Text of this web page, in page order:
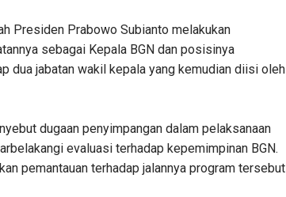
Presiden Prabowo Subianto melakukan
sebagai Kepala BGN dan posisinya
dua jabatan wakil kepala yang kemudian diisi oleh
dugaan penyimpangan dalam pelaksanaan
evaluasi terhadap kepemimpinan BGN.
pemantauan terhadap jalannya program tersebut